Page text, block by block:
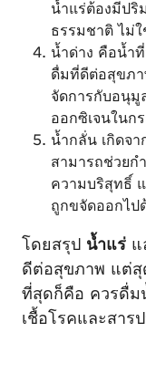
น้ำแร่ต้องมีป
ธรรมชาติ ไม่ใ
น้ำด่าง คือน้ำ
ดื่มที่ดีต่อสุขภา
จัดการกับอนุมู
ออกซิเจนในก
น้ำกลั่น เกิดจ
สามารถช่วยก
ความบริสุทธิ์
ถูกขจัดออกไป
โดยสรุป น้ำแร่ แ
ดีต่อสุขภาพ แต่สุ
ที่สุดก็คือ ควรดื่ม
เชื้อโรคและสาร